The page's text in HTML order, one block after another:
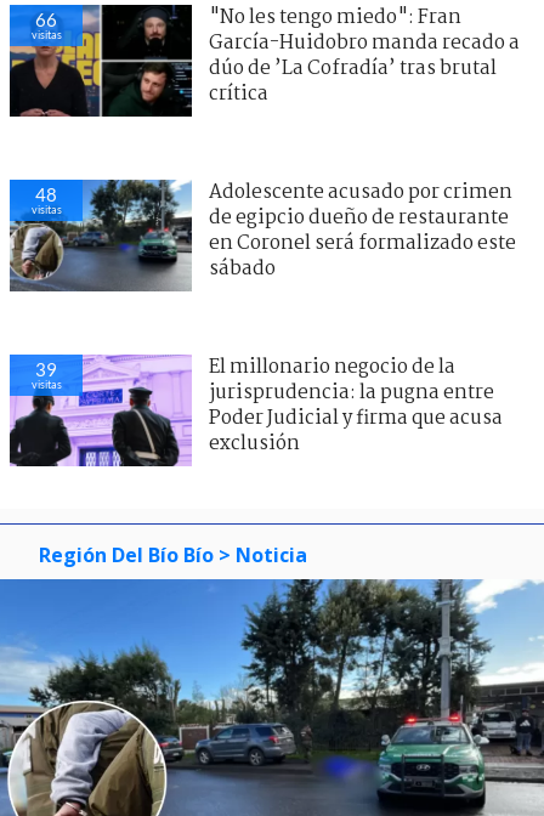
66
visitas
"No les tengo miedo": Fran
García-Huidobro manda recado a
dúo de ’La Cofradía’ tras brutal
crítica
48
visitas
Adolescente acusado por crimen
de egipcio dueño de restaurante
en Coronel será formalizado este
sábado
39
visitas
El millonario negocio de la
jurisprudencia: la pugna entre
Poder Judicial y firma que acusa
exclusión
Región Del Bío Bío > Noticia